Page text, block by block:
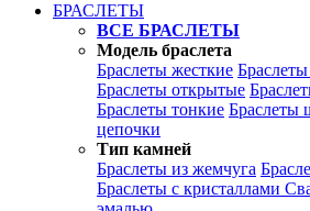
БРАСЛЕТЫ
ВСЕ БРАСЛЕТЫ
Модель браслета
Браслеты жесткие
Браслеты открытые
Браслеты тонкие Браслеты
цепочки
Тип камней
Браслеты из жемчуга
Браслеты с кристаллами